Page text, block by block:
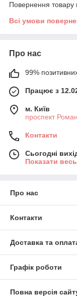
Повернення товару
Всі умови
Про нас
99% позитивних
Працює з
м. Київ
проспект
Контакти
Сьогодні
Показати
Про нас
Контакти
Доставка та
Графік роботи
Повна версія